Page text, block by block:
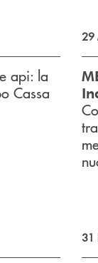
api: la
Cassa
29
31